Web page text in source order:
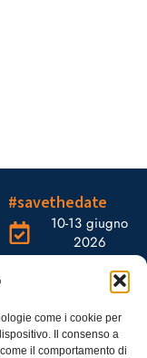
come i cookie per
Il consenso a
il comportamento di
#savethedate
10-13 giugno
2026
OGR Torino
Castelfidardo,
22 10128
Torino